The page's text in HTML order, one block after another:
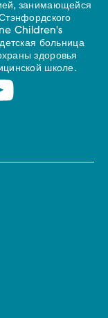
занимающейся
Children's
больница
здоровья
школе.